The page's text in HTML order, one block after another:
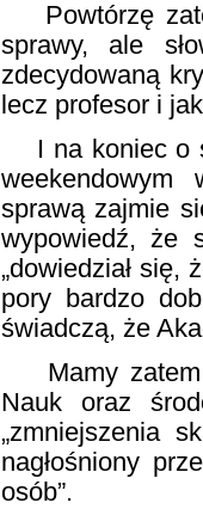
Powtórzę
sprawy, ale
zdecydowaną
lecz profesor i
I na koniec o
weekendowym
sprawą zajmie
wypowiedź, że
„dowiedział się,
pory bardzo
świadczą, że
Mamy zatem
Nauk oraz
„zmniejszenia
nagłośniony
osób”.